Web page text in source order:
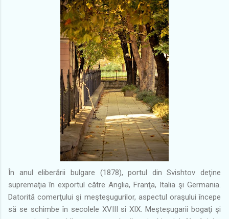
În anul eliberării bulgare (1878), portul din Svishtov deţine
supremaţia în exportul către Anglia, Franţa, Italia şi Germania.
Datorită comerţului şi meşteşugurilor, aspectul oraşului începe
să se schimbe în secolele XVIII si XIX. Meşteşugarii bogaţi şi